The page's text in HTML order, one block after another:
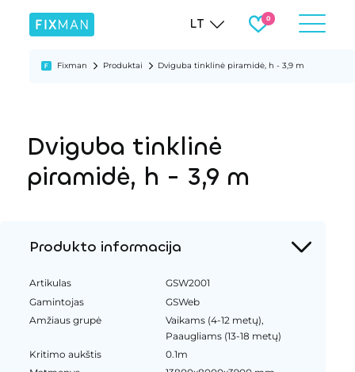
LT
Fixman Produktai Dviguba tinklinė piramidė, h - 3,9 m
Dviguba tinklinė
piramidė, h - 3,9 m
Produkto informacija
Artikulas
GSW2001
Gamintojas
GSWeb
Amžiaus grupė
Vaikams (4-12 metų),
Paaugliams (13-18 metų)
Kritimo aukštis
0.1m